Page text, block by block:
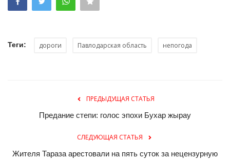
Теги: дороги Павлодарская область непогода
ПРЕДЫДУЩАЯ СТАТЬЯ
Предание степи: голос эпохи Бухар жырау
СЛЕДУЮЩАЯ СТАТЬЯ
Жителя Тараза арестовали на пять суток за нецензурную